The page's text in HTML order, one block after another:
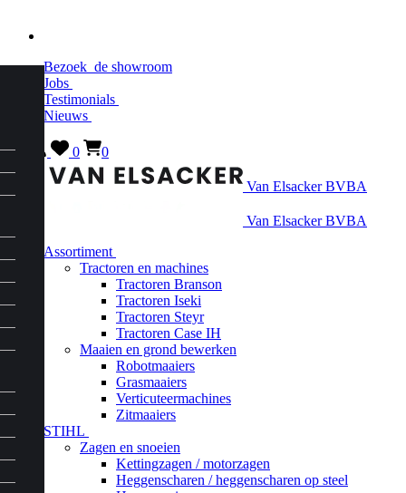
Bezoek de showroom
Jobs
Testimonials
Nieuws
0 0
Van Elsacker BVBA
Van Elsacker BVBA
Assortiment
Tractoren en machines
Tractoren Branson
Tractoren Iseki
Tractoren Steyr
Tractoren Case IH
Maaien en grond bewerken
Robotmaaiers
Grasmaaiers
Verticuteermachines
Zitmaaiers
STIHL
Zagen en snoeien
Kettingzagen / motorzagen
Heggenscharen / heggenscharen op steel